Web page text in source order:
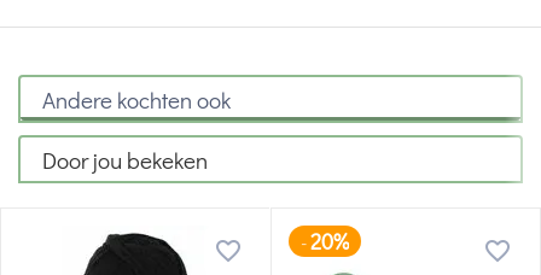
Andere kochten ook
Door jou bekeken
-20%